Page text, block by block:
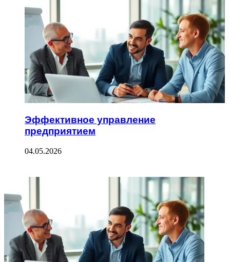
Эффективное управление
предприятием
04.05.2026